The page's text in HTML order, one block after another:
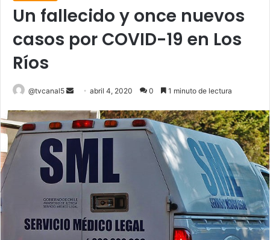
Un fallecido y once nuevos
casos por COVID-19 en Los
Ríos
@tvcanal5
Send
email
abril 4, 2020 0 1 minuto de lectura